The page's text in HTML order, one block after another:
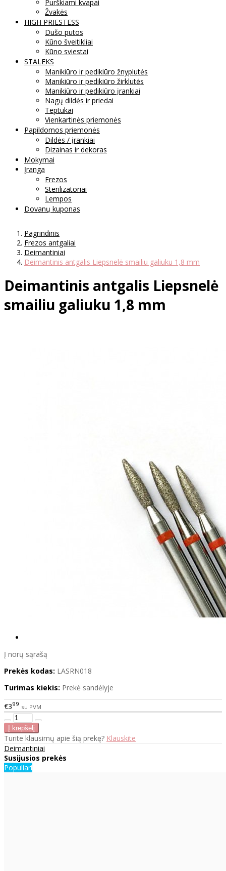
Purškiami kvapai
Žvakės
HIGH PRIESTESS
Dušo putos
Kūno šveitikliai
Kūno sviestai
STALEKS
Manikiūro ir pedikiūro žnyplutės
Manikiūro ir pedikiūro žirklutės
Manikiūro ir pedikiūro įrankiai
Nagų dildės ir priedai
Teptukai
Vienkartinės priemonės
Papildomos priemonės
Dildės / įrankiai
Dizainas ir dekoras
Mokymai
Įranga
Frezos
Sterilizatoriai
Lempos
Dovanų kuponas
Pagrindinis
Frezos antgaliai
Deimantiniai
Deimantinis antgalis Liepsnelė smailiu galiuku 1,8 mm
Deimantinis antgalis Liepsnelė
smailiu galiuku 1,8 mm
Į norų sąrašą
Prekės kodas: LASRN018
Turimas kiekis: Prekė sandėlyje
€399 su PVM
Turite klausimų apie šią prekę? Klauskite
Deimantiniai
Susijusios prekės
Populiari